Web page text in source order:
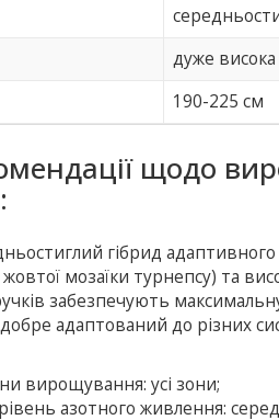
дуже висока
190-225 см
щодо
гібрид
мозаїки турнепсу) та
забезпечують
адаптований до різних
вирощування: усі зони;
азотного живлення: